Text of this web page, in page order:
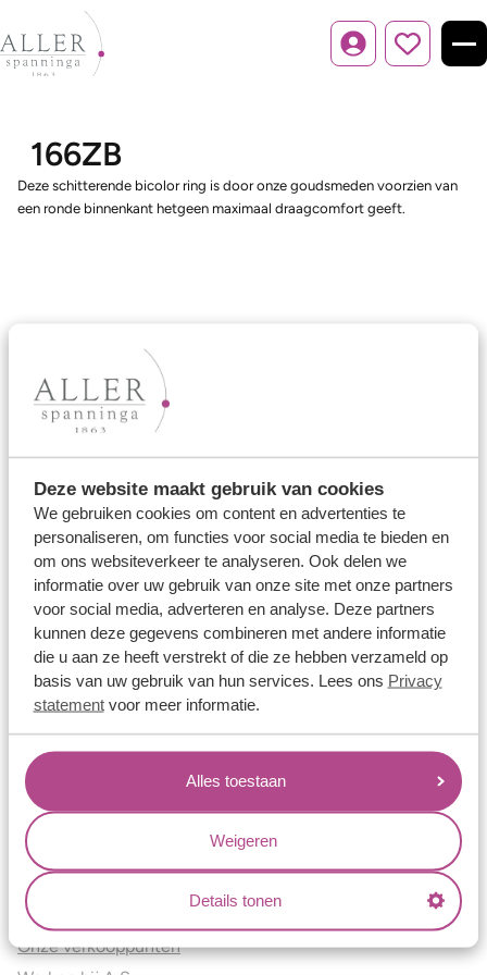
Deze website maakt gebruik van cookies
We gebruiken cookies om content en advertenties te
personaliseren, om functies voor social media te bieden en
om ons websiteverkeer te analyseren. Ook delen we
informatie over uw gebruik van onze site met onze partners
voor social media, adverteren en analyse. Deze partners
kunnen deze gegevens combineren met andere informatie
die u aan ze heeft verstrekt of die ze hebben verzameld op
basis van uw gebruik van hun services. Lees ons Privacy
statementvoor meer informatie.
Alles toestaan
Weigeren
Details tonen
Inloggen
166ZB
Deze schitterende bicolor ring is door onze goudsmeden voorzien van
een ronde binnenkant hetgeen maximaal draagcomfort geeft.
Ons aanbod
Trouwringen
Memoireringen
Verlovingsringen
Vriendschapsringen
Over ons
Aller Spanninga
Historie
Certificaten
Blogs
Jouw voordelen
Conflictvrije Materialen
Oneindig veel mogelijkheden
Kwaliteit
Juweliers & Contact
Onze verkooppunten